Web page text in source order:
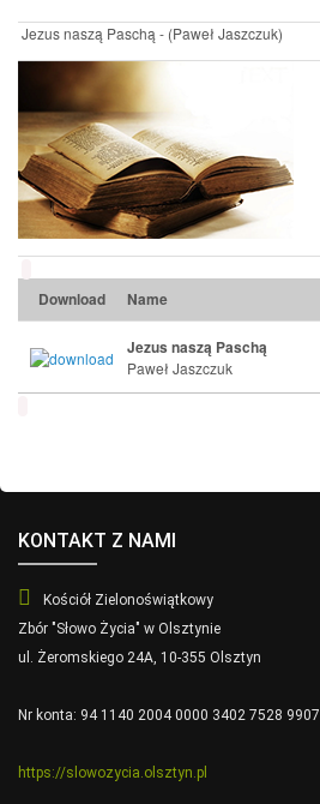
Jezus naszą Paschą - (Paweł Jaszczuk)
Download Name
Jezus naszą Paschą
Paweł Jaszczuk
KONTAKT Z NAMI
Kościół Zielonoświątkowy
Zbór "Słowo Życia" w Olsztynie
ul. Żeromskiego 24A, 10-355 Olsztyn
Nr konta: 94 1140 2004 0000 3402 7528 9907
https://slowozycia.olsztyn.pl